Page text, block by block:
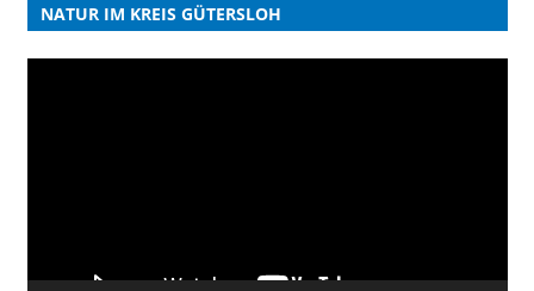
NATUR IM KREIS GÜTERSLOH